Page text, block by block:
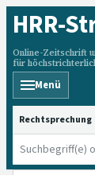
HRR-
Online-Zeitschrift
für
Menü
HRRS